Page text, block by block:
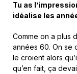
Tu as
idéalise les
Comme on a plus
années 60. On se
le croient alors
qu’en fait, ça